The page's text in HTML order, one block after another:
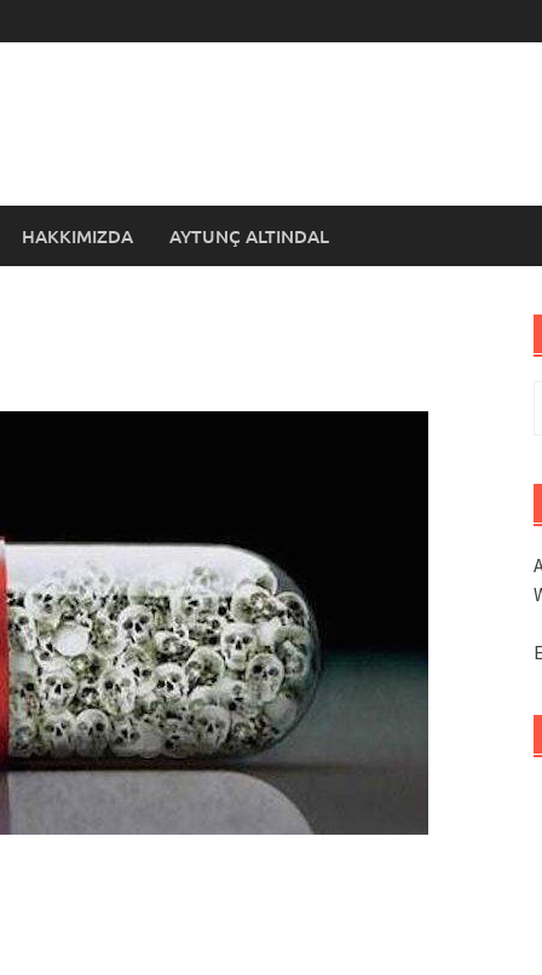
HAKKIMIZDA AYTUNÇ ALTINDAL